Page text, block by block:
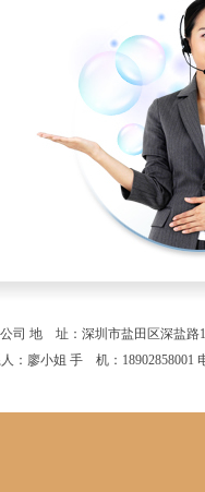
司 地 址：深圳市盐田区深盐路
：廖小姐 手 机：18902858001